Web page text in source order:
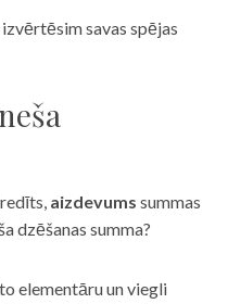
savas spējas
aizdevums summas
dzēšanas summa?
elementāru un viegli